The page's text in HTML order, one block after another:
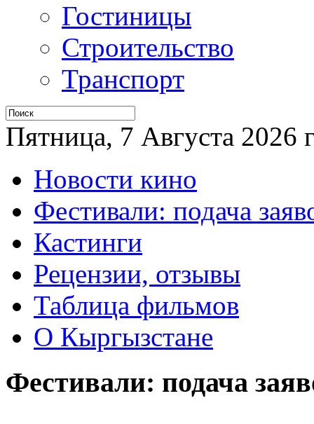
Гостиницы
Строительство
Транспорт
Пятница, 7 Августа 2026
Новости кино
Фестивали: подача
Кастинги
Рецензии, отзывы
Таблица фильмов
О Кыргызстане
Фестивали: подача